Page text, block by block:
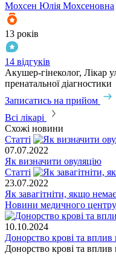
Мохсен Юлія Мохсеновна
13 років
14 відгуків
Акушер-гінеколог, Лікар
пренатальної діагностики
Записатись на прийом
Всі лікарі
Схожі новини
Статті
07.07.2022
Як визначити овуляцію
Статті
23.07.2022
Як завагітніти, якщо немає
Новини медичного центру
10.10.2024
Донорство крові та вплив
Донорство крові та